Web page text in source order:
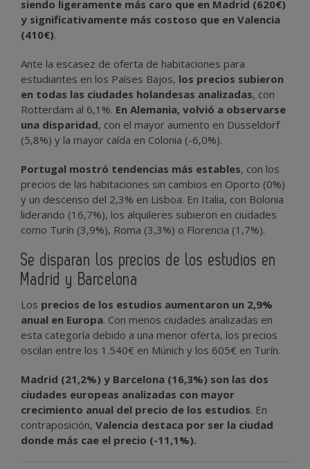
siendo ligeramente más caro que en Madrid (620€)
y significativamente más costoso que en Valencia
(410€).
Ante la escasez de oferta de habitaciones para
estudiantes en los Países Bajos, los precios subieron
en todas las ciudades holandesas analizadas, con
Rotterdam al 6,1%. En Alemania, volvió a observarse
una disparidad, con el mayor aumento en Düsseldorf
(5,8%) y la mayor caída en Colonia (-6,0%).
Portugal mostró tendencias más estables, con los
precios de las habitaciones sin cambios en Oporto (0%)
y un descenso del 2,3% en Lisboa. En Italia, con Bolonia
liderando (16,7%), los alquileres subieron en ciudades
como Turín (3,9%), Roma (3,3%) o Florencia (1,7%).
Se disparan los precios de los estudios en
Madrid y Barcelona
Los precios de los estudios aumentaron un 2,9%
anual en Europa. Con menos ciudades analizadas en
esta categoría debido a una menor oferta, los precios
oscilan entre los 1.540€ en Múnich y los 605€ en Turín.
Madrid (21,2%) y Barcelona (16,3%) son las dos
ciudades europeas analizadas con mayor
crecimiento anual del precio de los estudios. En
contraposición, Valencia destaca por ser la ciudad
donde más cae el precio (-11,1%).